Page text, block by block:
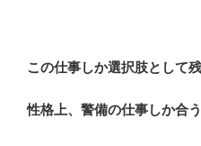
この仕事しか選択肢として
性格上、警備の仕事しか合